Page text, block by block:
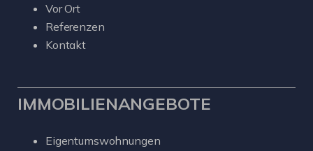
Vor Ort
Referenzen
Kontakt
IMMOBILIENANGEBOTE
Eigentumswohnungen